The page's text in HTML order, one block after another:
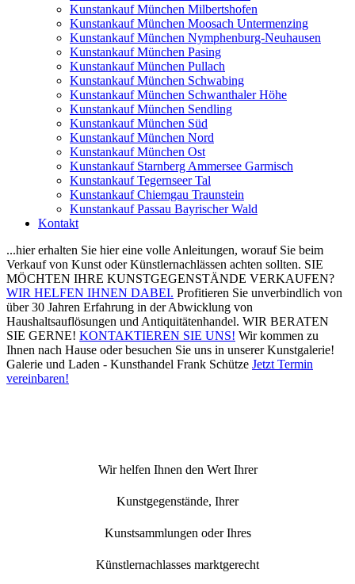
Kunstankauf München Milbertshofen
Kunstankauf München Moosach Untermenzing
Kunstankauf München Nymphenburg-Neuhausen
Kunstankauf München Pasing
Kunstankauf München Pullach
Kunstankauf München Schwabing
Kunstankauf München Schwanthaler Höhe
Kunstankauf München Sendling
Kunstankauf München Süd
Kunstankauf München Nord
Kunstankauf München Ost
Kunstankauf Starnberg Ammersee Garmisch
Kunstankauf Tegernseer Tal
Kunstankauf Chiemgau Traunstein
Kunstankauf Passau Bayrischer Wald
Kontakt
...hier erhalten Sie hier eine volle Anleitungen, worauf Sie beim
Verkauf von Kunst oder Künstlernachlässen achten sollten. SIE
MÖCHTEN IHRE KUNSTGEGENSTÄNDE VERKAUFEN?
WIR HELFEN IHNEN DABEI. Profitieren Sie unverbindlich von
über 30 Jahren Erfahrung in der Abwicklung von
Haushaltsauflösungen und Antiquitätenhandel. WIR BERATEN
SIE GERNE! KONTAKTIEREN SIE UNS! Wir kommen zu
Ihnen nach Hause oder besuchen Sie uns in unserer Kunstgalerie!
Galerie und Laden - Kunsthandel Frank Schütze Jetzt Termin
vereinbaren!
Wir helfen Ihnen den Wert Ihrer
Kunstgegenstände, Ihrer
Kunstsammlungen oder Ihres
Künstlernachlasses marktgerecht